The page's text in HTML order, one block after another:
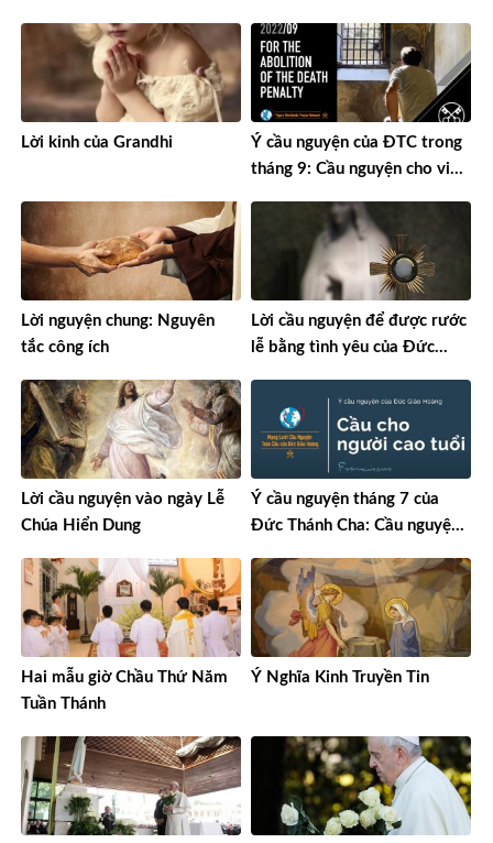
đang chịu đau khổ
Chước Hiểm Ác Quỉ Tà Ma
Lời kinh của Grandhi
Ý cầu nguyện của ĐTC trong
tháng 9: Cầu nguyện cho việc
Lời nguyện chung: Nguyên
tắc công ích
Lời cầu nguyện để được rước
lễ bằng tình yêu của Đức
Lời cầu nguyện vào ngày Lễ
Chúa Hiển Dung
Ý cầu nguyện tháng 7 của
Đức Thánh Cha: Cầu nguyện
Hai mẫu giờ Chầu Thứ Năm
Tuần Thánh
Ý Nghĩa Kinh Truyền Tin